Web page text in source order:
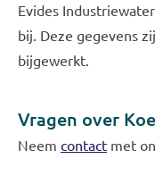
Evides
bij. Deze gegevens
bijgewerkt.
Vragen over
Neem contact met